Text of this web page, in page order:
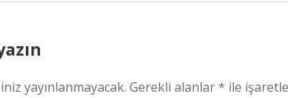
yayınlanmayacak. Gerekli alanlar* ile